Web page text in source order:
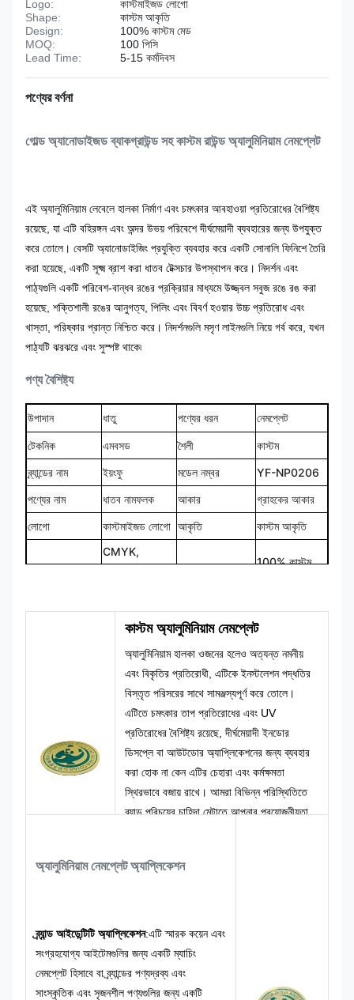
Logo:
কাস্টমাইজড লোগো
Shape:
কাস্টম আকৃতি
Design:
100% কাস্টম মেড
MOQ:
100 পিসি
Lead Time:
5-15 কর্মদিবস
পণ্যের বর্ণনা
গোল্ড অ্যানোডাইজড ব্যাকগ্রাউন্ড সহ কাস্টম রাউন্ড অ্যালুমিনিয়াম নেমপ্লেট
এই অ্যালুমিনিয়াম লেবেলে হালকা নির্মাণ এবং চমৎকার আবহাওয়া প্রতিরোধের বৈশিষ্ট্য
রয়েছে, যা এটি বহিরঙ্গন এবং অন্দর উভয় পরিবেশে দীর্ঘমেয়াদী ব্যবহারের জন্য উপযুক্ত
করে তোলে। বেসটি অ্যানোডাইজিং প্রযুক্তি ব্যবহার করে একটি সোনালি ফিনিশে তৈরি
করা হয়েছে, একটি সূক্ষ্ম ব্রাশ করা ধাতব টেক্সচার উপস্থাপন করে। নিদর্শন এবং
পাঠ্যগুলি একটি পরিবেশ-বান্ধব রঙের প্রক্রিয়ার মাধ্যমে উজ্জ্বল সবুজ রঙে রঙ করা
হয়েছে, শক্তিশালী রঙের আনুগত্য, পিলিং এবং বিবর্ণ হওয়ার উচ্চ প্রতিরোধ এবং
খাস্তা, পরিষ্কার প্রান্ত নিশ্চিত করে। নিদর্শনগুলি মসৃণ লাইনগুলি নিয়ে গর্ব করে, যখন
পাঠ্যটি ঝরঝরে এবং সুস্পষ্ট থাকে৷
পণ্য বৈশিষ্ট্য
উপাদান ধাতু পণ্যের ধরন নেমপ্লেট
টেকনিক এমবসড শৈলী
কাস্টম
ব্র্যান্ডের নাম
ইয়ংফু মডেল নম্বর
YF-NP0206
পণ্যের নাম
ধাতব নামফলক আকার
গ্রাহকের আকার
লোগো
কাস্টমাইজড লোগো আকৃতি কাস্টম আকৃতি
CMYK,
100% কাস্টম
কাস্টম অ্যালুমিনিয়াম নেমপ্লেট
অ্যালুমিনিয়াম হালকা ওজনের হলেও অত্যন্ত নমনীয়
এবং বিকৃতির প্রতিরোধী, এটিকে ইনস্টলেশন পদ্ধতির
বিস্তৃত পরিসরের সাথে সামঞ্জস্যপূর্ণ করে তোলে।
এটিতে চমৎকার তাপ প্রতিরোধের এবং UV
প্রতিরোধের বৈশিষ্ট্য রয়েছে, দীর্ঘমেয়াদী ইনডোর
ডিসপ্লে বা আউটডোর অ্যাপ্লিকেশনের জন্য ব্যবহার
করা হোক না কেন এটির চেহারা এবং কর্মক্ষমতা
স্থিরভাবে বজায় রাখে। আমরা বিভিন্ন পরিস্থিতিতে
ব্র্যান্ড পরিচয়ের চাহিদা মেটাতে আপনার প্রয়োজনীয়তা
সাথে, আমরা সামঞ্জস্যপূর্ণ পণ্যের গুণমান নিশ্চিত করতে
অ্যালুমিনিয়াম নেমপ্লেট অ্যাপ্লিকেশন
ব্র্যান্ড আইডেন্টিটি অ্যাপ্লিকেশন:এটি স্মারক কয়েন এবং
সংগ্রহযোগ্য আইটেমগুলির জন্য একটি ম্যাচিং
নেমপ্লেট হিসাবে বা ব্র্যান্ডের পণ্যদ্রব্য এবং
সাংস্কৃতিক এবং সৃজনশীল পণ্যগুলির জন্য একটি